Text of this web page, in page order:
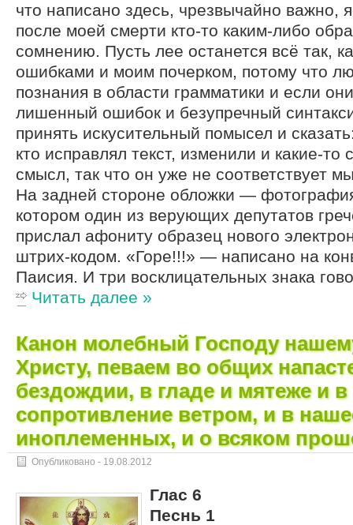
что написано здесь, чрезвычайно важно,
после моей смерти кто-то каким-либо
сомнению. Пусть лее останется всё так,
ошибками и моим почерком, потому что
познания в области грамматики и если
лишенный ошибок и безупречный
принять искусительный помысел и
кто исправлял текст, изменили и какие-то
смысл, так что он уже не соответствует
На задней стороне обложки —
котором один из верующих депутатов
прислал афониту образец нового
штрих-кодом. «Горе!!!» — написано на
Паисия. И три восклицательных знака
Читать далее »
Канон молебный Господу
Христу, певаем во общих
бездождии, в гладе и мятеже и в
сопротивление ветром, и в
иноплеменных, и о всяком
Опубликовано - 19.08.2012
Глас 6
Песнь 1